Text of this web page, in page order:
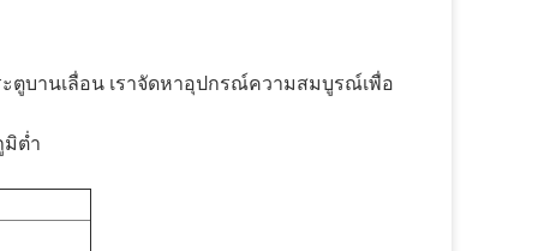
ตูบานเลื่อน เราจัดหาอุปกรณ์ความสมบูรณ์เพื่อ
ต่ำ